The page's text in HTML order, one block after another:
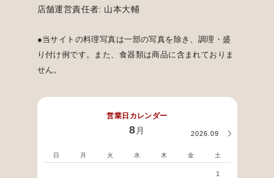
店舗運営責任者: 山本大輔
●当サイトの料理写真は一部の写真を除き、調理・盛
り付け例です。また、食器類は商品に含まれておりま
せん。
営業日カレンダー
8 月 2026.09
日 月 火 水 木 金 土
1